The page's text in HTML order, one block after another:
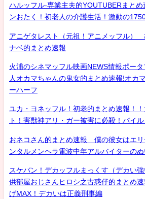
ハルッフル-専業主夫的YOUTUBERまと
ンおたく！初老人の介護生活！激動の
アニゲタレスト（元祖！アニメッフル）
ナベ的まとめ速報
火浦のシネマッフル映画NEWS情報ポー
人オカマちゃんの鬼女的まとめ速報!オカ
ーハーフ
ユカ・ヨネッフル！初老的まとめ速報！
ト！害獣神アリ・ガー被害に必殺！パイ
おネコさん的まとめ速報 僕の彼女はエリ
ンタルメンヘラ電波中年アルバイターの
スケバン！デカッフルまっくす（デカい
供部屋おじさんヒロシ之古惑仔的まとめ
げMAX！デカいは正義刑事編